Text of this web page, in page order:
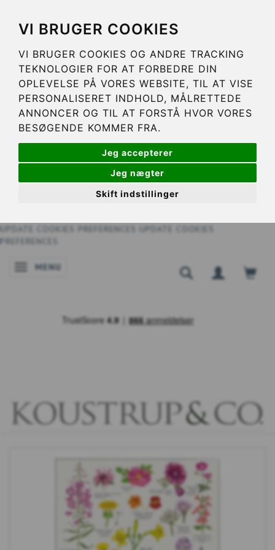
VI BRUGER COOKIES
VI BRUGER COOKIES OG ANDRE TRACKING
TEKNOLOGIER FOR AT FORBEDRE DIN
OPLEVELSE PÅ VORES WEBSITE, TIL AT VISE
PERSONALISERET INDHOLD, MÅLRETTEDE
ANNONCER OG TIL AT FORSTÅ HVOR VORES
BESØGENDE KOMMER FRA.
Jeg accepterer
Jeg nægter
Skift indstillinger
UPDATE COOKIES PREFERENCES
UPDATE COOKIES
PREFERENCES
NAVIGATIE IN-/UITSCHAKELEN
MENU